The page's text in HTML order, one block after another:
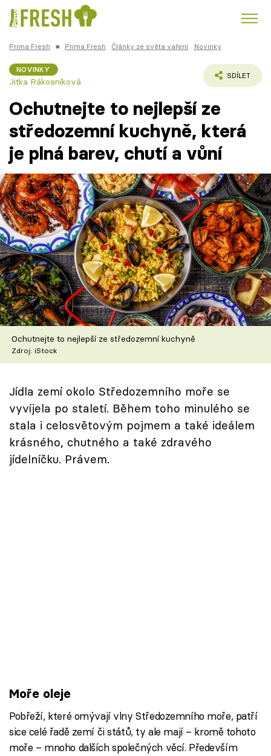
Česká kuchyně
Témata
Recepty
Články
TV Program
Škola vaření
Recepty z TV
Speciál: Cuketa
Sledujte prima+
Přihlášení
Prima Fresh ■ Prima Fresh Články ze světa vaření Novinky
NOVINKY
Jitka Rákosníková
SDÍLET
Ochutnejte to nejlepší ze
středozemní kuchyně, která
je plná barev, chutí a vůní
Ochutnejte to nejlepší ze středozemní kuchyně
Zdroj: iStock
Jídla zemí okolo Středozemního moře se
vyvíjela po staletí. Během toho minulého se
stala i celosvětovým pojmem a také ideálem
krásného, chutného a také zdravého
jídelníčku. Právem.
Moře oleje
Pobřeží, které omývají vlny Středozemního moře, patří
sice celé řadě zemí či států, ty ale mají – kromě tohoto
moře – mnoho dalších společných věcí. Především